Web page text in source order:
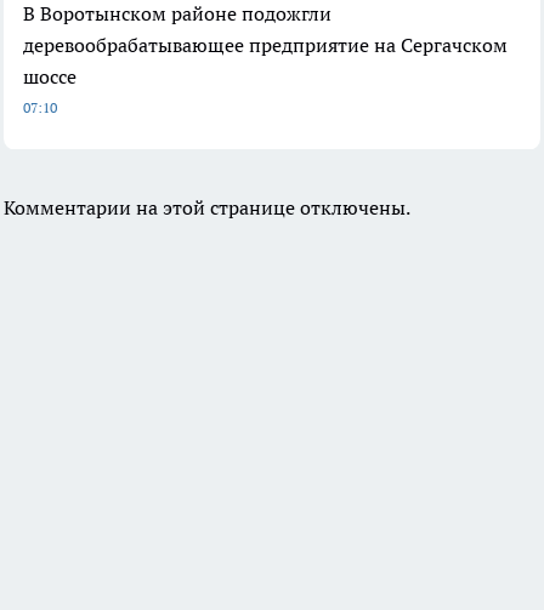
В Воротынском районе подожгли
деревообрабатывающее предприятие на Сергачском
шоссе
07:10
Комментарии на этой странице отключены.